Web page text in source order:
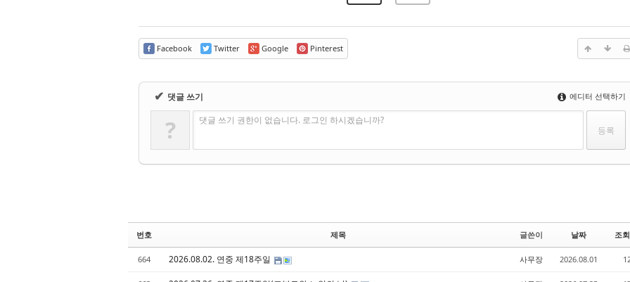
Facebook Twitter Google Pinterest
✔ 댓글 쓰기 에디터 선택하기
? 댓글 쓰기 권한이 없습니다. 로그인 하시겠습니까?
번호 제목 글쓴이 날짜 조
664 2026.08.02. 연중 제18주일 사무장 2026.08.01